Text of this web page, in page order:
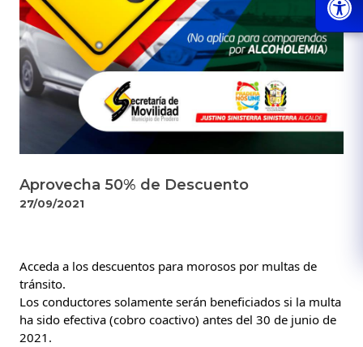
Aprovecha 50% de Descuento
27/09/2021
Acceda a los descuentos para morosos por multas de
tránsito.
Los conductores solamente serán beneficiados si la multa
ha sido efectiva (cobro coactivo) antes del 30 de junio de
2021.